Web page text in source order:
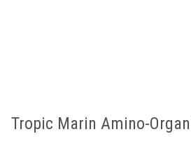
Tropic Marin Amino-